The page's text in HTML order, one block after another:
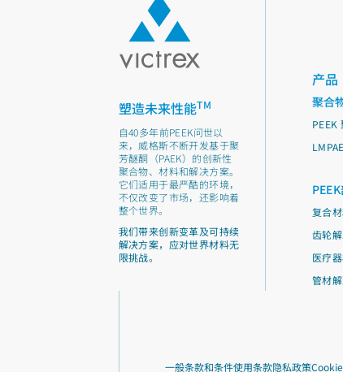
塑造未来性能TM
自40多年前PEEK问世以
来，威格斯不断开发基于聚
芳醚酮（PAEK）的创新性
聚合物、材料和解决方案。
它们适用于最严酷的环境，
不仅改变了市场，还影响着
整个世界。
我们带来创新变革及可持续
解决方案，应对世界材料无
限挑战。
产品
聚合
PEEK
复合
齿轮
医疗
管材
一般条款和条件使用条款隐私政策